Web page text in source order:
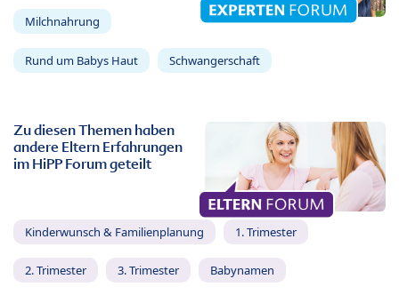
Milchnahrung
Rund um Babys Haut Schwangerschaft
Zu diesen Themen haben
andere Eltern Erfahrungen
im HiPP Forum geteilt
Kinderwunsch & Familienplanung 1. Trimester
2. Trimester 3. Trimester Babynamen